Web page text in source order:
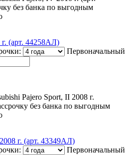
(арт. 44258АЛ)
Первоначальный
г. (арт. 43349АЛ)
Первоначальный